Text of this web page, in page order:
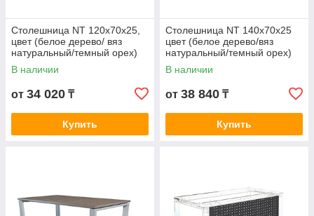
Столешница NT 120х70х25,
цвет (белое дерево/ вяз
натуральный/темный орех)
В наличии
от 34 020 ₸
Купить
Столешница NT 140х70х25
цвет (белое дерево/вяз
натуральный/темный орех)
В наличии
от 38 840 ₸
Купить